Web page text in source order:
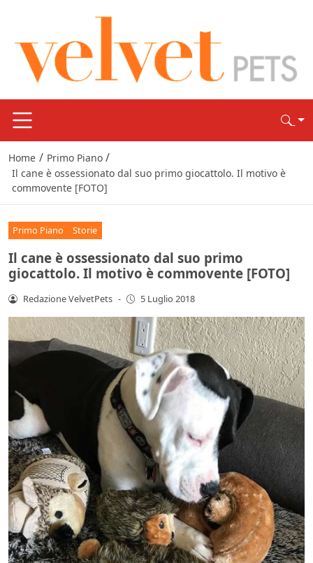
Home / Primo Piano /
Il cane è ossessionato dal suo primo giocattolo. Il motivo è
commovente [FOTO]
Primo Piano Storie
Il cane è ossessionato dal suo primo
giocattolo. Il motivo è commovente [FOTO]
Redazione VelvetPets - 5 Luglio 2018